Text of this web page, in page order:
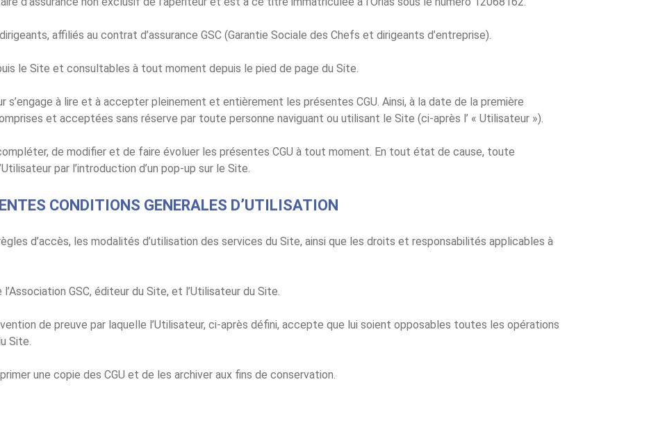
affiliés au contrat d’assurance GSC (Garantie Sociale des Chefs et dirigeants d’entreprise).
le Site et consultables à tout moment depuis le pied de page du Site.
s’engage à lire et à accepter pleinement et entièrement les présentes CGU. Ainsi, à la date de la première
et acceptées sans réserve par toute personne naviguant ou utilisant le Site (ci-après l’ « Utilisateur »).
de modifier et de faire évoluer les présentes CGU à tout moment. En tout état de cause, toute
par l’introduction d’un pop-up sur le Site.
CONDITIONS GENERALES D’UTILISATION
d’accès, les modalités d’utilisation des services du Site, ainsi que les droits et responsabilités applicables à
GSC, éditeur du Site, et l’Utilisateur du Site.
de preuve par laquelle l’Utilisateur, ci-après défini, accepte que lui soient opposables toutes les opérations
Site.
une copie des CGU et de les archiver aux fins de conservation.